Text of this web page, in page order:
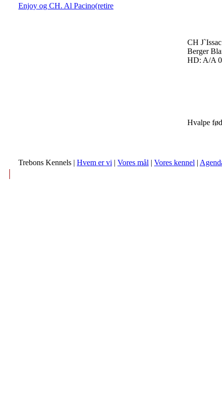
Enjoy og CH. Al Pacino(retire
CH
Berger
HD: A/A
Hvalpe
Trebons Kennels | Hvem er vi | Vores mål | Vores kennel |